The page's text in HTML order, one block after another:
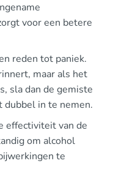
voor een betere
reden tot paniek.
maar als het
sla dan de gemiste
dubbel in te nemen.
effectiviteit van de
om alcohol
te